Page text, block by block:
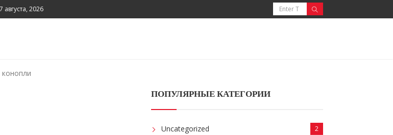
августа, 2026
ПОПУЛЯРНЫЕ КАТЕГОРИИ
Uncategorized 2